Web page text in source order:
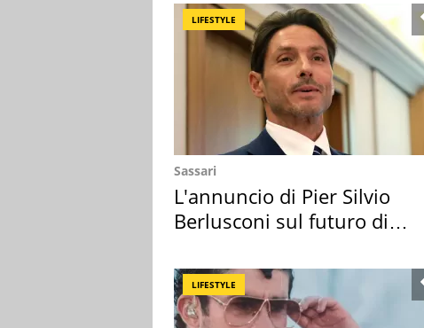
LIFESTYLE
Sassari
L'annuncio di Pier Silvio
Berlusconi sul futuro di
LIFESTYLE